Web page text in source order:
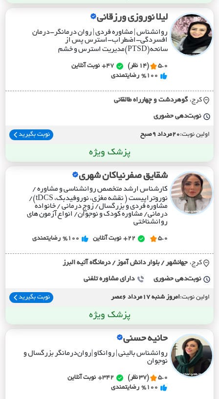
لیلا نوروزی ورزقانی
روانشناس | مشاوره فردی | روان درمانگر-درمان
افسردگی-اضطراب-استرس پس از
سانحه(PTSD)مدیریت استرس و خشم
5.0 (14 نظر) 47+
نوبت آنلاین
%100 رضایتمندی
کرج، گوهردشت و چهارراه طالقاني
نوبت‌دهی حضوری
اولین نوبت:20مرداد 9صبح نوبت بگیرید
پزشک ویژه
شقایق صفرنیاکان شهری
کارشناس ارشد متخصص روانشناسی و مشاوره /
نوروتراپیست ( نقشه مغزی، نوروفیدبک، tDCS)/
مشاوره فردی و بزرگسال/ زوج درمانی / خانواده
درمانی/ مشاوره کودک و نوجوان/ انواع آزمون های
روانشناختی
5.0
22+ نوبت آنلاین %100 رضایتمندی
کرج، جهانشهر / بلوار دانش آموز / درمانگاه آتيه البرز
نوبت‌دهی حضوری دارای مشاوره تلفنی
اولین نوبت:امروز شنبه 17مرداد 6عصر نوبت بگیرید
پزشک ویژه
حانیه حسنی
روانشناس بالینی | روانکاو |روان‌درمانگر بزرگسال و
نوجوان
5.0 (37 نظر) 342+
نوبت آنلاین
%100 رضایتمندی